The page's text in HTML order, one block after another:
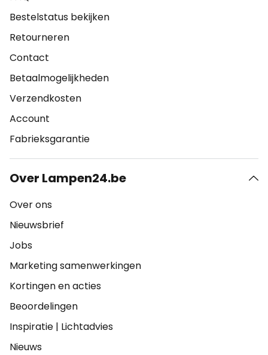
Bestelstatus bekijken
Retourneren
Contact
Betaalmogelijkheden
Verzendkosten
Account
Fabrieksgarantie
Over Lampen24.be
Over ons
Nieuwsbrief
Jobs
Marketing samenwerkingen
Kortingen en acties
Beoordelingen
Inspiratie | Lichtadvies
Nieuws